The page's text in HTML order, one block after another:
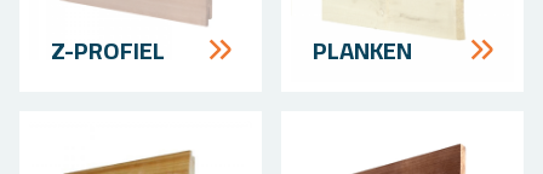
Z-PRO­FIEL PLAN­KEN